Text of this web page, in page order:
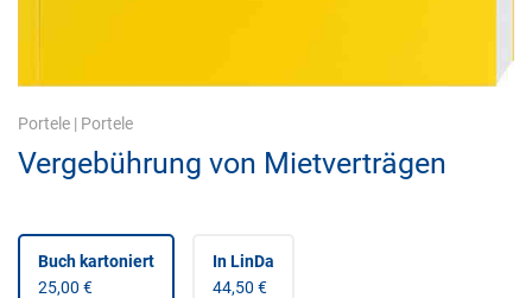
Portele | Portele
Vergebührung von Mietverträgen
Buch kartoniert
25,00 €
In LinDa
44,50 €